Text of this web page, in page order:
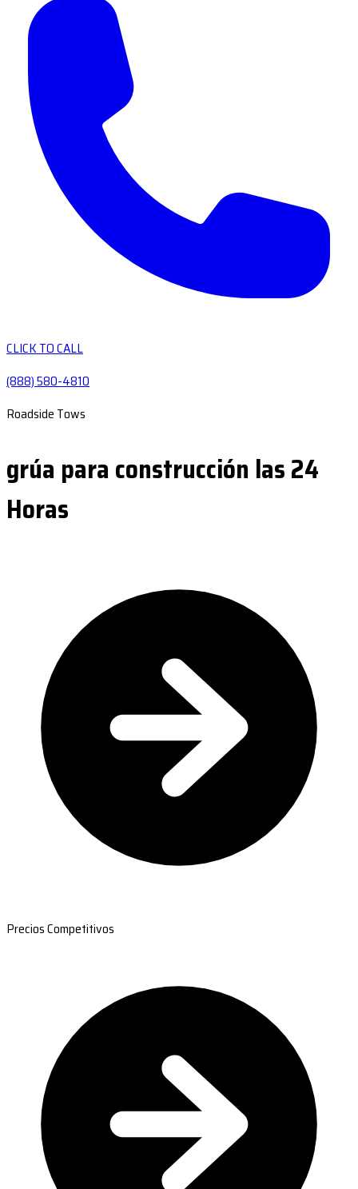
CLICK TO CALL
(888) 580-4810
Roadside Tows
grúa para construcción las 24
Horas
Precios Competitivos